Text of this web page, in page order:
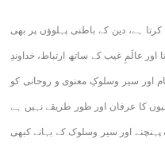
ہے، دین کے باطنی پہلوؤں پر بھی
عالَمِ غیب کے ساتھ ارتباط، خداوندِ
اور سیر وسلوکِ معنوی و روحانی کو
کا عرفان اور طور طریقے نہیں ہے
اور سیر وسلوک کے بہانے کبھی